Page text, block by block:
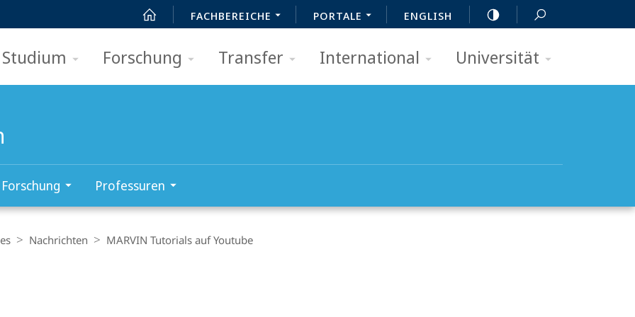
FACHBEREICHE PORTALE ENGLISH
Studium Forschung Transfer International Universität
Forschung Professuren
Nachrichten MARVIN Tutorials auf Youtube